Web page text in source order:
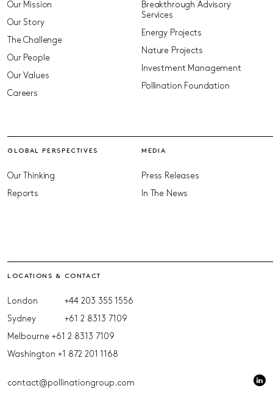
Our Mission
Our Story
The Challenge
Our People
Our Values
Careers
Breakthrough Advisory
Services
Energy Projects
Nature Projects
Investment Management
Pollination Foundation
GLOBAL PERSPECTIVES
Our Thinking
Reports
MEDIA
Press Releases
In The News
LOCATIONS & CONTACT
London
+44 203 355 1556
Sydney
+61 2 8313 7109
Melbourne +61 2 8313 7109
Washington +1 872 201 1168
contact@pollinationgroup.com